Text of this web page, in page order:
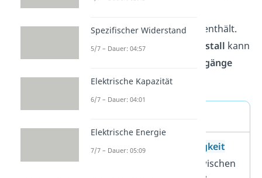
beziehungsweiseLöcher
, enthält.
Ein einzelner
Halbleiterkristall kann
p-n-Übergänge
haben.
Dieelektrische Leitfähigkeit
eines Halbleiters liegt zwischen
Spezifischer Widerstand
5/7 – Dauer: 04:57
Elektrische Kapazität
6/7 – Dauer: 04:01
Elektrische Energie
7/7 – Dauer: 05:09